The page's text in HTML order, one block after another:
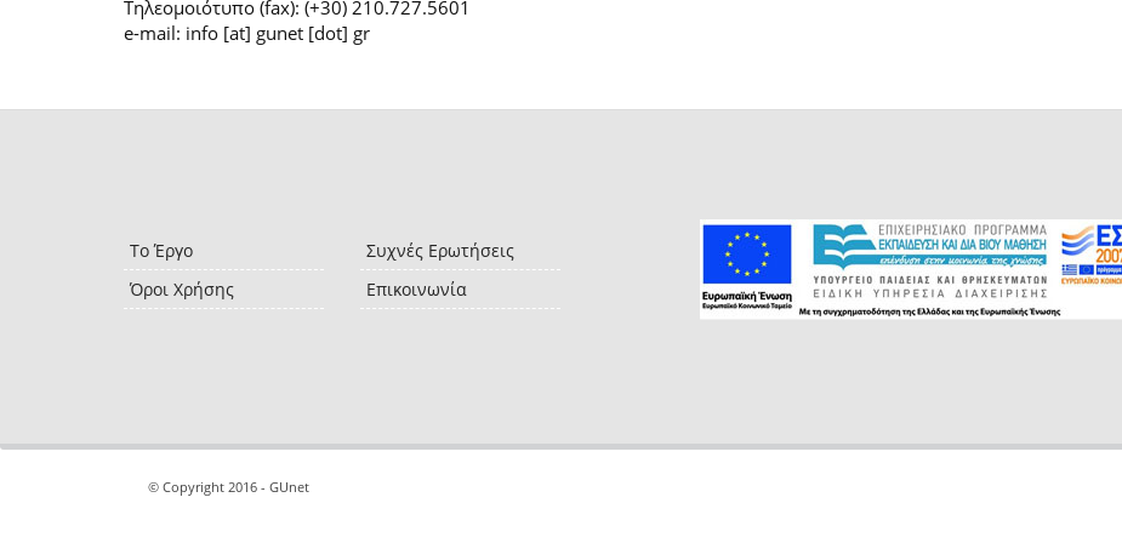
Τηλεομοιότυπο (fax): (+30) 210.727.5601
e-mail: info [at] gunet [dot] gr
Το Έργο
Όροι Χρήσης
Συχνές Ερωτήσεις
Επικοινωνία
© Copyright 2016 - GUnet